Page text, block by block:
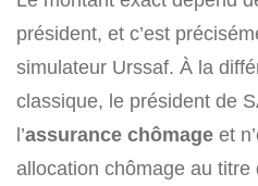
président, et c’est
simulateur Urssaf. À la
classique, le président de
l’assurance chômage et
allocation chômage au titre